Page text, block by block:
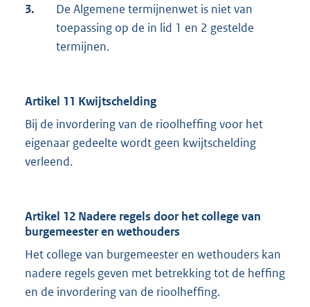
3.
De Algemene termijnenwet is niet van
toepassing op de in lid 1 en 2 gestelde
termijnen.
Artikel 11 Kwijtschelding
Bij de invordering van de rioolheffing voor het
eigenaar gedeelte wordt geen kwijtschelding
verleend.
Artikel 12 Nadere regels door het college van
burgemeester en wethouders
Het college van burgemeester en wethouders kan
nadere regels geven met betrekking tot de heffing
en de invordering van de rioolheffing.